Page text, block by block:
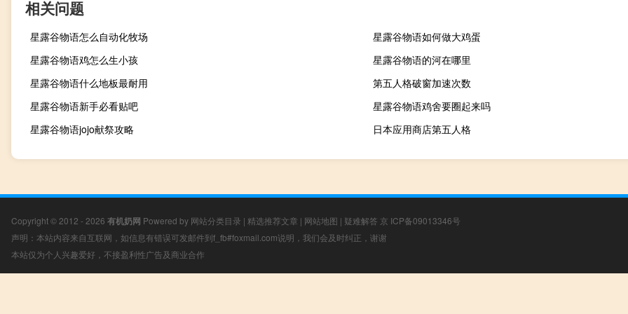
相关问题
星露谷物语怎么自动化牧场
星露谷物语如何做大鸡蛋
星露谷物语鸡怎么生小孩
星露谷物语的河在哪里
星露谷物语什么地板最耐用
第五人格破窗加速次数
星露谷物语新手必看贴吧
星露谷物语鸡舍要圈起来吗
星露谷物语jojo献祭攻略
日本应用商店第五人格
Copyright © 2012 - 2026 有机奶网 Powered by 网站分类目录 | 精选推荐文章 | 网站地图 | 疑难解答 京 ICP备09013346号
声明：本站内容来自互联网，如信息有错误可发邮件到f_fb#foxmail.com说明，我们会及时纠正，谢谢
本站仅为个人兴趣爱好，不接盈利性广告及商业合作